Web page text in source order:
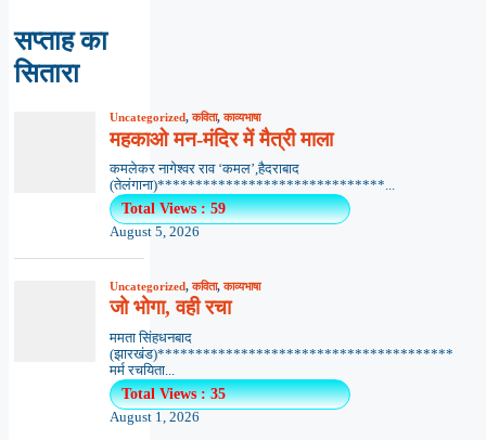
सप्ताह का
सितारा
Uncategorized,कविता,काव्यभाषा
महकाओ मन-मंदिर में मैत्री माला
कमलेकर नागेश्वर राव ‘कमल’,हैदराबाद
(तेलंगाना)******************************...
Total Views : 59
August 5, 2026
Uncategorized,कविता,काव्यभाषा
जो भोगा, वही रचा
ममता सिंहधनबाद
(झारखंड)***************************************
मर्म रचयिता...
Total Views : 35
August 1, 2026